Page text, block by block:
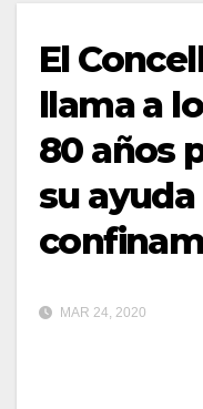
El
llama a
80 años
su
MAR 24, 2020